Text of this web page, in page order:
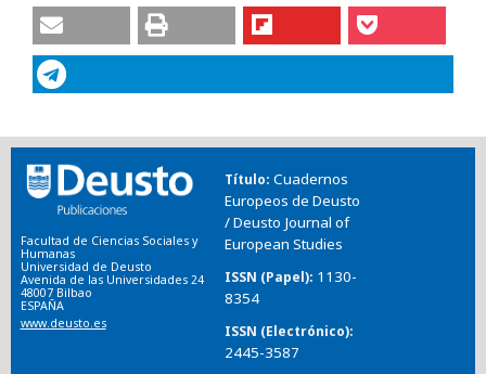
Facultad de Ciencias Sociales y
Humanas
Universidad de Deusto
Avenida de las Universidades 24
48007 Bilbao
ESPAÑA
www.deusto.es
Título Cuadernos
Europeos de Deusto
/ Deusto Journal of
European Studies
ISSN (Papel) 1130-
8354
ISSN (Electrónico)
2445-3587